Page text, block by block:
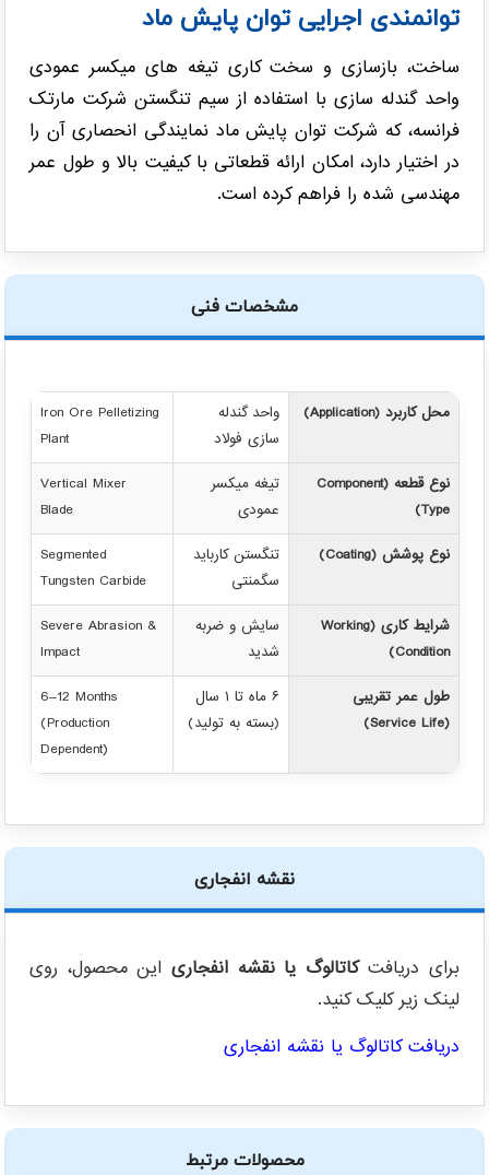
توانمندی اجرایی توان پایش ماد
ساخت، بازسازی و سخت کاری تیغه های میکسر عمودی
واحد گندله سازی با استفاده از سیم تنگستن شرکت مارتک
فرانسه، که شرکت توان پایش ماد نمایندگی انحصاری آن را
در اختیار دارد، امکان ارائه قطعاتی با کیفیت بالا و طول عمر
مهندسی شده را فراهم کرده است.
مشخصات فنی
محل کاربرد (Application)
واحد گندله
سازی فولاد
Iron Ore Pelletizing
Plant
نوع قطعه (Component
Type)
تیغه میکسر
عمودی
Vertical Mixer
Blade
نوع پوشش (Coating)
تنگستن کارباید
سگمنتی
Segmented
Tungsten Carbide
شرایط کاری (Working
Condition)
سایش و ضربه
شدید
Severe Abrasion &
Impact
طول عمر تقریبی
(Service Life)
۶ ماه تا ۱ سال
(بسته به تولید)
6–12 Months
(Production
Dependent)
نقشه انفجاری
برای دریافتکاتالوگ یا نقشه انفجاری این محصول، روی
لینک زیر کلیک کنید.
دریافت کاتالوگ یا نقشه انفجاری
محصولات مرتبط